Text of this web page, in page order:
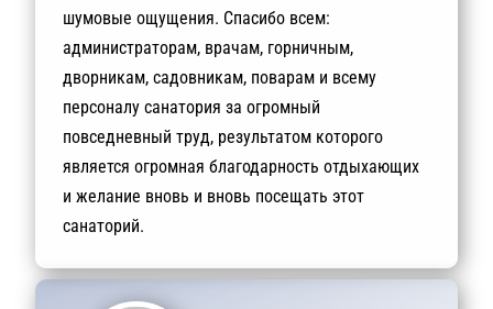
шумовые ощущения. Спасибо всем:
администраторам, врачам, горничным,
дворникам, садовникам, поварам и всему
персоналу санатория за огромный
повседневный труд, результатом которого
является огромная благодарность отдыхающих
и желание вновь и вновь посещать этот
санаторий.